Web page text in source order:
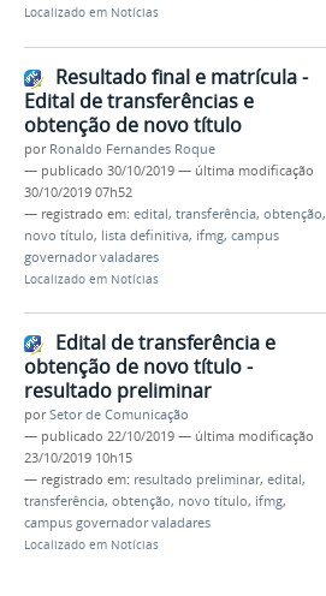
Localizado em Notícias
Resultado final e matrícula -
Edital de transferências e
obtenção de novo título
por Ronaldo Fernandes Roque
— publicado 30/10/2019 — última modificação
30/10/2019 07h52
— registrado em: edital, transferência, obtenção,
novo título, lista definitiva, ifmg, campus
governador valadares
Localizado em Notícias
Edital de transferência e
obtenção de novo título -
resultado preliminar
porSetor de Comunicação
— publicado 22/10/2019 — última modificação
23/10/2019 10h15
— registrado em: resultado preliminar, edital,
transferência, obtenção, novo título, ifmg,
campus governador valadares
Localizado em Notícias